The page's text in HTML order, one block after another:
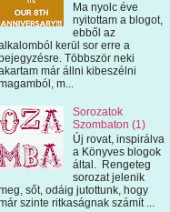
Ma nyolc éve
nyitottam a blogot,
ebből az
kerül sor erre a
bejegyzésre. Többször neki
már állni kibeszélni
m...
Sorozatok
Szombaton (1)
Új rovat, inspirálva
a Könyves blogok
által. Rengeteg
sorozat jelenik
sőt, odáig jutottunk, hogy
szinte ritkaságnak számít ...